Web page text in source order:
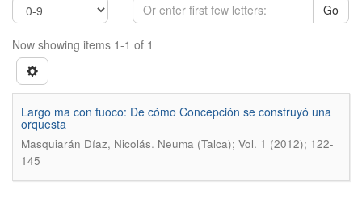
Go
Now showing items 1-1 of 1
Largo ma con fuoco: De cómo Concepción se construyó una
orquesta
Masquiarán Díaz, Nicolás. Neuma (Talca); Vol. 1 (2012); 122-
145